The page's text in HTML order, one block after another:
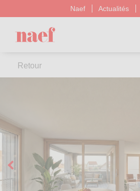
Naef Actualités
Retour